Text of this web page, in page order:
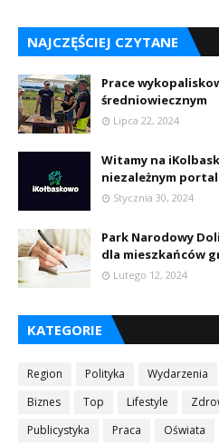
NAJCZĘŚCIEJ CZYTANE
Prace
średniowiecznym
Lipca 22, 2024
Witamy na
niezależnym
Stycznia 30, 2024
Park Narodowy
dla mieszkańców
Lutego 12, 2024
KATEGORIE
Region Polityka Wydarzenia
Biznes
Top Lifestyle
Publicystyka
Praca Oświata